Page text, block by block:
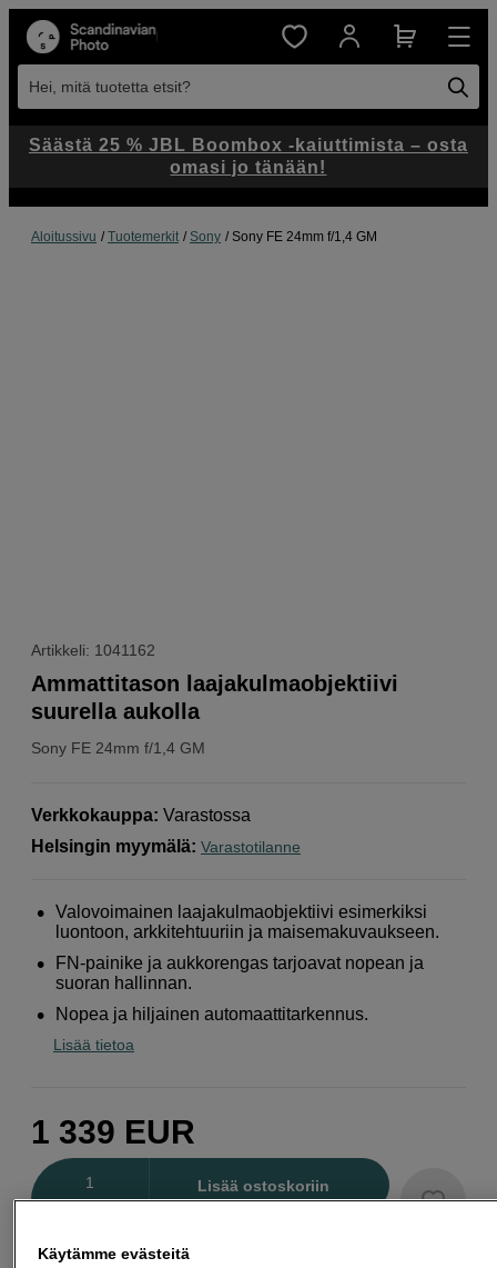
Hei, mitä tuotetta etsit?
Aloitussivu Tuotemerkit Sony Sony FE 24mm f/1,4 GM
Artikkeli: 1041162
Sony FE 24mm f/1,4 GM
Ammattitason laajakulmaobjektiivi
suurella aukolla
Verkkokauppa: Varastossa
Helsingin myymälä: Varastotilanne
Valovoimainen laajakulmaobjektiivi esimerkiksi
luontoon, arkkitehtuuriin ja maisemakuvaukseen.
FN-painike ja aukkorengas tarjoavat nopean ja
suoran hallinnan.
Nopea ja hiljainen automaattitarkennus.
Lisää tietoa
1 339 EUR
Lisää ostoskoriin
Säästä 25 % JBL Boombox -kaiuttimista – osta
omasi jo tänään!
Käytämme evästeitä